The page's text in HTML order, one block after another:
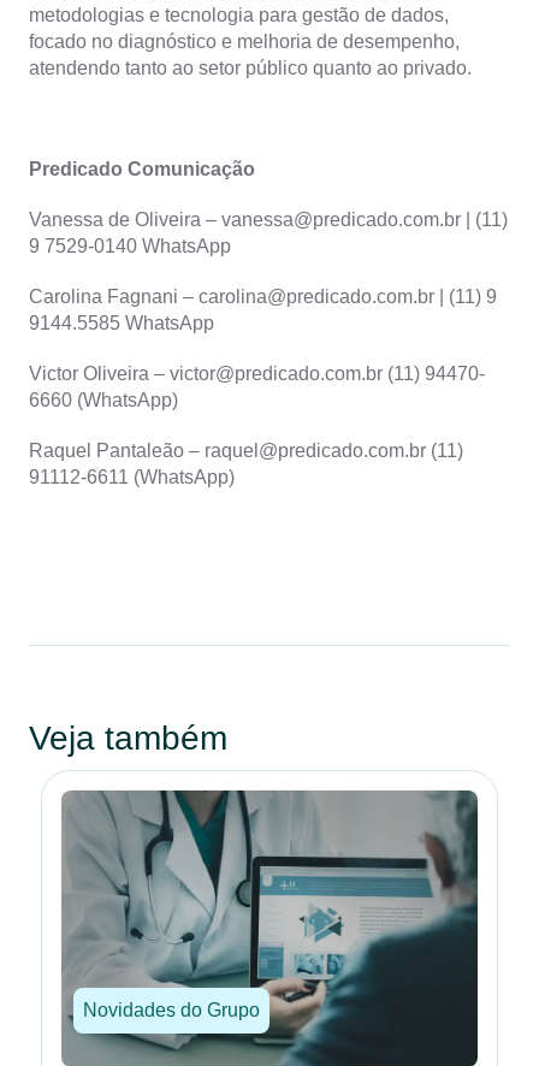
metodologias e tecnologia para gestão de dados,
focado no diagnóstico e melhoria de desempenho,
atendendo tanto ao setor público quanto ao privado.
Predicado Comunicação
Vanessa de Oliveira – vanessa@predicado.com.br | (11)
9 7529-0140 WhatsApp
Carolina Fagnani – carolina@predicado.com.br | (11) 9
9144.5585 WhatsApp
Victor Oliveira – victor@predicado.com.br (11) 94470-
6660 (WhatsApp)
Raquel Pantaleão – raquel@predicado.com.br (11)
91112-6611 (WhatsApp)
Veja também
Novidades do Grupo